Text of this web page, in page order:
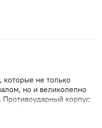
не только
но и великолепно
Противоударный корпус
и дисплее